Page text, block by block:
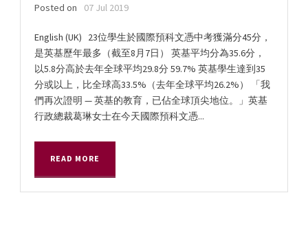
Posted on 07 Jul 2019
English (UK) 23位學生於國際預科文憑中考獲滿分45分，
是英基歷年最多（截至8月7日） 英基平均分為35.6分，
以5.8分高於去年全球平均29.8分 59.7% 英基學生達到35
分或以上，比全球高33.5%（去年全球平均26.2%） 「我
們再次證明 — 英基的教育，已佔全球頂尖地位。」英基
行政總裁葛琳女士在今天國際預科文憑...
READ MORE